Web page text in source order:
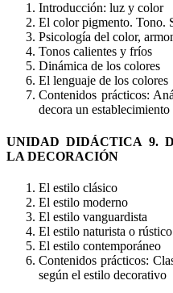
Introducción: luz y color
El color pigmento. Tono.
Psicología del color,
Tonos calientes y fríos
Dinámica de los colores
El lenguaje de los colores
Contenidos prácticos:
decora un establecimiento
UNIDAD DIDÁCTICA 9.
LA DECORACIÓN
El estilo clásico
El estilo moderno
El estilo vanguardista
El estilo naturista o rústico
El estilo contemporáneo
Contenidos prácticos:
según el estilo decorativo